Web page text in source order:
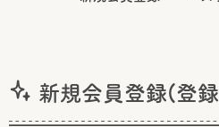
新規会員登録(登